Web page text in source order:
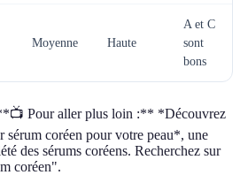
Moyenne Haute
A et C
sont
bons
Pour aller plus loin :** *Découvrez
sérum coréen pour votre peau*, une
des sérums coréens. Recherchez sur
coréen".